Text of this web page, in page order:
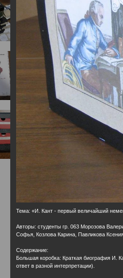
Тема: «И. Кант - первый величайший
Авторы: студенты гр. 063 Морозова
Софья, Козлова Карина, Павликова
Содержание:
Большая коробка: Краткая биография И.
ответ в разной интерпретации).